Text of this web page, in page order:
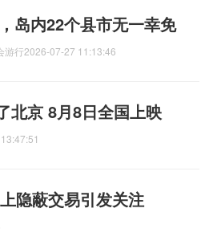
岛内22个县市无一幸免
游行2026-07-27 11:13:46
北京 8月8日全国上映
隐蔽交易引发关注